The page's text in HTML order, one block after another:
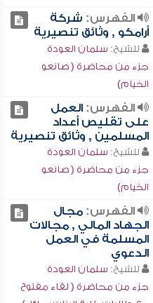
الفهرس: شركة
أرامكو , وثائق تنصيرية
للشيخ: سلمان العودة
جزء من محاضرة ( صانعو
الخيام)
الفهرس:العمل
على تقليص أعداد
المسلمين , وثائق تنصيرية
للشيخ: سلمان العودة
جزء من محاضرة ( صانعو
الخيام)
الفهرس:مجال
الجهاد المالي , مجالات
المسلمة في العمل
الدعوي
للشيخ: سلمان العودة
جزء من محاضرة ( لقاء مفتوح